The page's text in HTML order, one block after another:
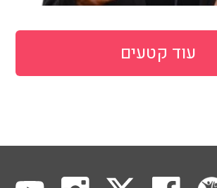
עוד קטעים